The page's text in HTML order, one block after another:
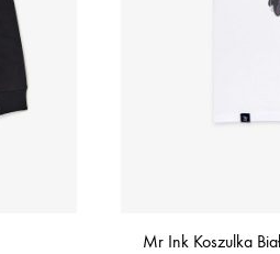
Mr Ink Koszulka